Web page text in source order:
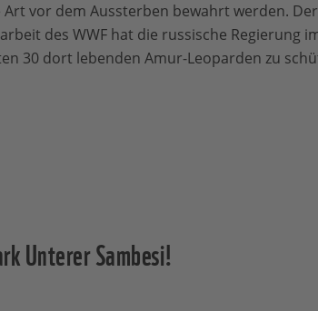
vor dem Aussterben bewahrt werden.
des WWF hat die russische Regierung
30 dort lebenden Amur-Leoparden zu
Unterer Sambesi!